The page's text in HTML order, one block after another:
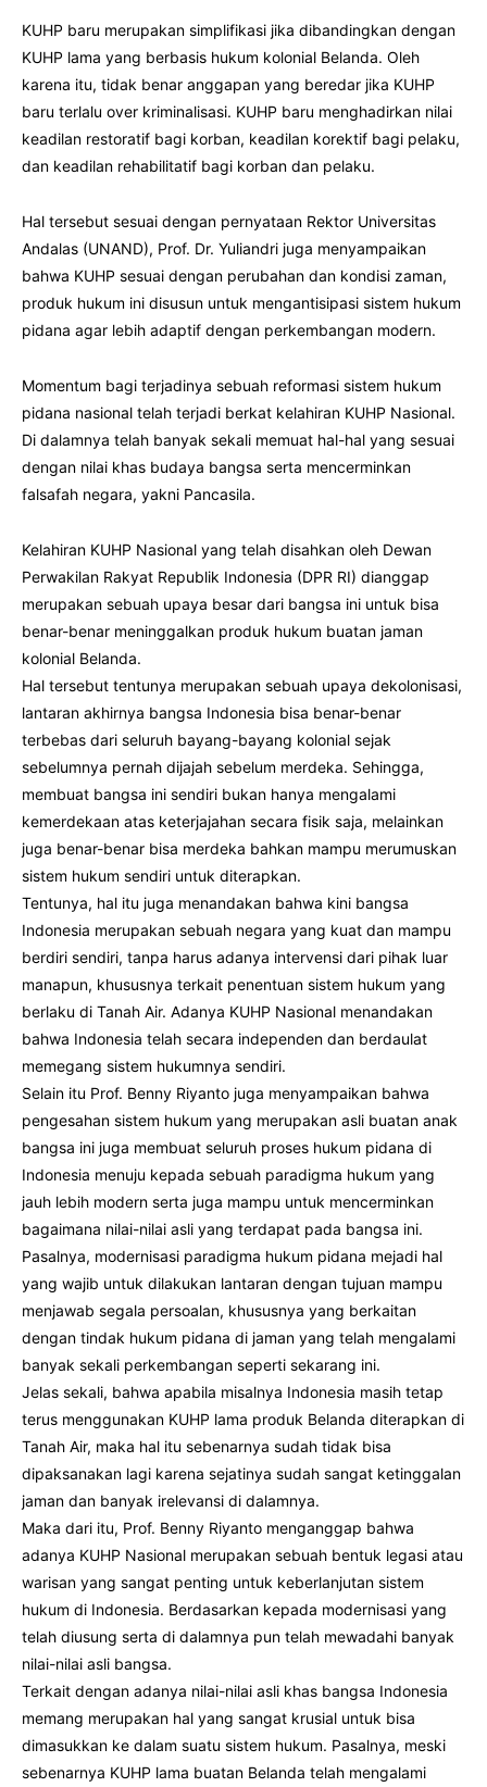
KUHP baru merupakan simplifikasi jika dibandingkan dengan
KUHP lama yang berbasis hukum kolonial Belanda. Oleh
karena itu, tidak benar anggapan yang beredar jika KUHP
baru terlalu over kriminalisasi. KUHP baru menghadirkan nilai
keadilan restoratif bagi korban, keadilan korektif bagi pelaku,
dan keadilan rehabilitatif bagi korban dan pelaku.
Hal tersebut sesuai dengan pernyataan Rektor Universitas
Andalas (UNAND), Prof. Dr. Yuliandri juga menyampaikan
bahwa KUHP sesuai dengan perubahan dan kondisi zaman,
produk hukum ini disusun untuk mengantisipasi sistem hukum
pidana agar lebih adaptif dengan perkembangan modern.
Momentum bagi terjadinya sebuah reformasi sistem hukum
pidana nasional telah terjadi berkat kelahiran KUHP Nasional.
Di dalamnya telah banyak sekali memuat hal-hal yang sesuai
dengan nilai khas budaya bangsa serta mencerminkan
falsafah negara, yakni Pancasila.
Kelahiran KUHP Nasional yang telah disahkan oleh Dewan
Perwakilan Rakyat Republik Indonesia (DPR RI) dianggap
merupakan sebuah upaya besar dari bangsa ini untuk bisa
benar-benar meninggalkan produk hukum buatan jaman
kolonial Belanda.
Hal tersebut tentunya merupakan sebuah upaya dekolonisasi,
lantaran akhirnya bangsa Indonesia bisa benar-benar
terbebas dari seluruh bayang-bayang kolonial sejak
sebelumnya pernah dijajah sebelum merdeka. Sehingga,
membuat bangsa ini sendiri bukan hanya mengalami
kemerdekaan atas keterjajahan secara fisik saja, melainkan
juga benar-benar bisa merdeka bahkan mampu merumuskan
sistem hukum sendiri untuk diterapkan.
Tentunya, hal itu juga menandakan bahwa kini bangsa
Indonesia merupakan sebuah negara yang kuat dan mampu
berdiri sendiri, tanpa harus adanya intervensi dari pihak luar
manapun, khususnya terkait penentuan sistem hukum yang
berlaku di Tanah Air. Adanya KUHP Nasional menandakan
bahwa Indonesia telah secara independen dan berdaulat
memegang sistem hukumnya sendiri.
Selain itu Prof. Benny Riyanto juga menyampaikan bahwa
pengesahan sistem hukum yang merupakan asli buatan anak
bangsa ini juga membuat seluruh proses hukum pidana di
Indonesia menuju kepada sebuah paradigma hukum yang
jauh lebih modern serta juga mampu untuk mencerminkan
bagaimana nilai-nilai asli yang terdapat pada bangsa ini.
Pasalnya, modernisasi paradigma hukum pidana mejadi hal
yang wajib untuk dilakukan lantaran dengan tujuan mampu
menjawab segala persoalan, khususnya yang berkaitan
dengan tindak hukum pidana di jaman yang telah mengalami
banyak sekali perkembangan seperti sekarang ini.
Jelas sekali, bahwa apabila misalnya Indonesia masih tetap
terus menggunakan KUHP lama produk Belanda diterapkan di
Tanah Air, maka hal itu sebenarnya sudah tidak bisa
dipaksanakan lagi karena sejatinya sudah sangat ketinggalan
jaman dan banyak irelevansi di dalamnya.
Maka dari itu, Prof. Benny Riyanto menganggap bahwa
adanya KUHP Nasional merupakan sebuah bentuk legasi atau
warisan yang sangat penting untuk keberlanjutan sistem
hukum di Indonesia. Berdasarkan kepada modernisasi yang
telah diusung serta di dalamnya pun telah mewadahi banyak
nilai-nilai asli bangsa.
Terkait dengan adanya nilai-nilai asli khas bangsa Indonesia
memang merupakan hal yang sangat krusial untuk bisa
dimasukkan ke dalam suatu sistem hukum. Pasalnya, meski
sebenarnya KUHP lama buatan Belanda telah mengalami